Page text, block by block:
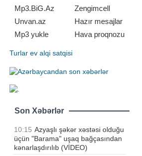
Mp3.BiG.Az
Zengimcell
Unvan.az
Hazır mesajlar
Mp3 yukle
Hava proqnozu
Turlar ev alqi satqisi
Son Xəbərlər
10:15 Azyaşlı şəkər xəstəsi olduğu
üçün "Barama" uşaq bağçasından
kənarlaşdırılıb (VİDEO)